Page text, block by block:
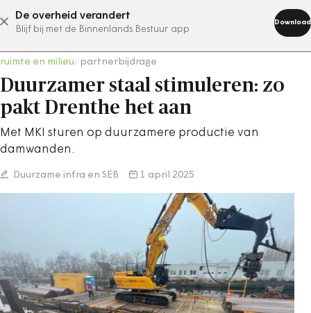
De overheid verandert
Blijf bij met de Binnenlands Bestuur app
Download
abonneer nu
ruimte en milieu partnerbijdrage
Duurzamer staal stimuleren: zo
pakt Drenthe het aan
Met MKI sturen op duurzamere productie van
damwanden.
Duurzame infra en SEB 1 april 2025